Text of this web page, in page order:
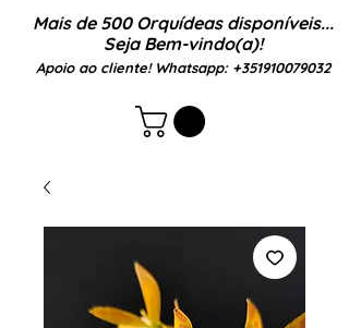
Mais de 500 Orquídeas disponíveis...
Seja Bem-vindo(a)!
Apoio ao cliente! Whatsapp: +351910079032